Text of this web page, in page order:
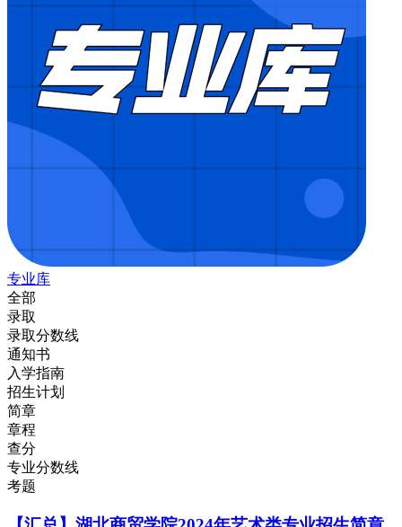
专业库
全部
录取
录取分数线
通知书
入学指南
招生计划
简章
章程
查分
专业分数线
考题